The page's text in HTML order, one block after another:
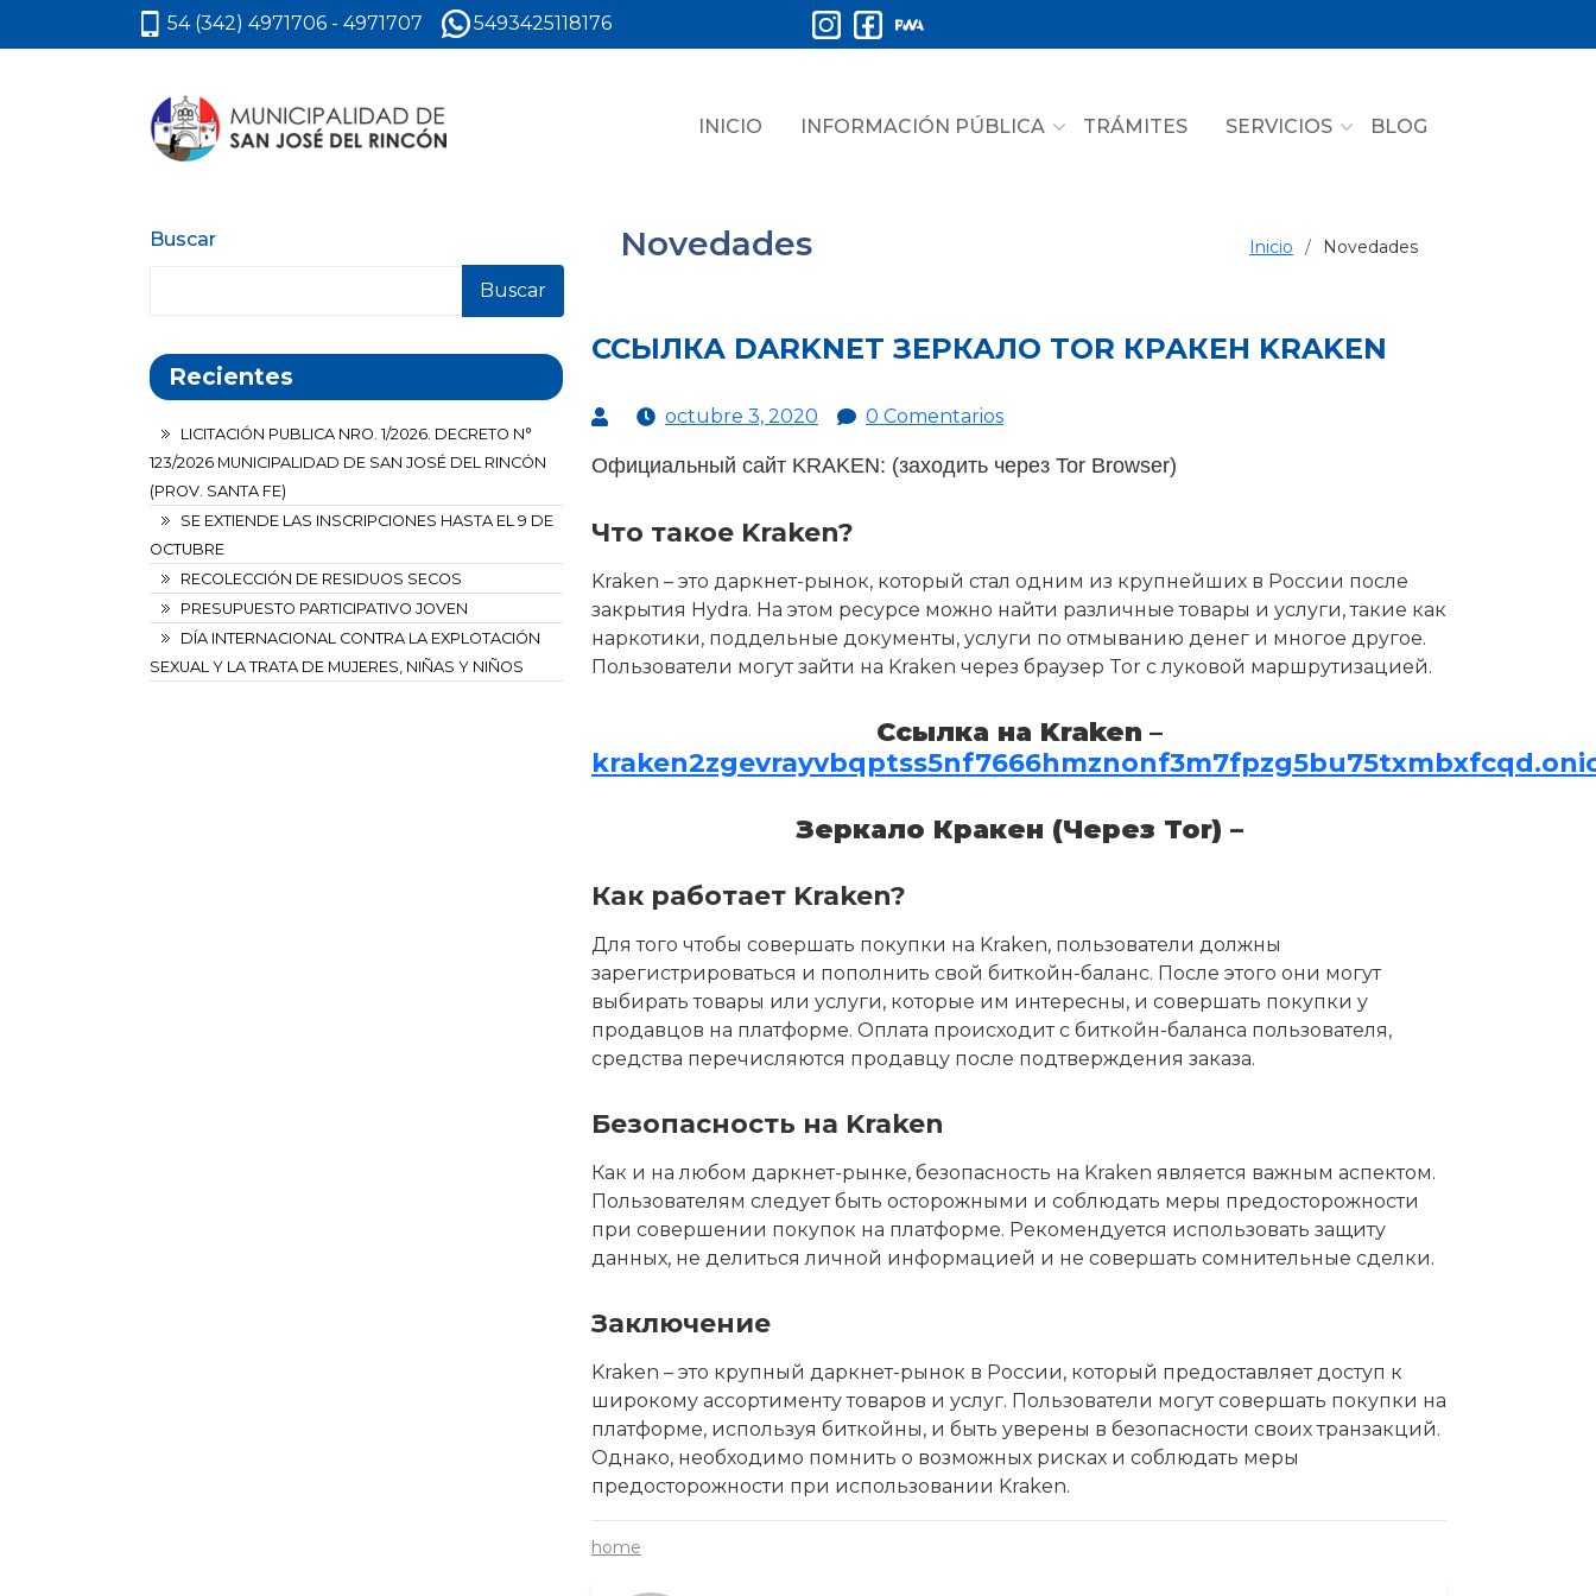
54 (342) 4971706 - 4971707 5493425118176
INICIO INFORMACIÓN PÚBLICA TRÁMITES SERVICIOS BLOG
Buscar
Buscar
Recientes
LICITACIÓN PUBLICA NRO. 1/2026. DECRETO N°
123/2026 MUNICIPALIDAD DE SAN JOSÉ DEL RINCÓN
(PROV. SANTA FE)
SE EXTIENDE LAS INSCRIPCIONES HASTA EL 9 DE
OCTUBRE
RECOLECCIÓN DE RESIDUOS SECOS
PRESUPUESTO PARTICIPATIVO JOVEN
DÍA INTERNACIONAL CONTRA LA EXPLOTACIÓN
SEXUAL Y LA TRATA DE MUJERES, NIÑAS Y NIÑOS
Novedades Inicio Novedades
ССЫЛКА DARKNET ЗЕРКАЛО TOR КРАКЕН KRAKEN
octubre 3, 2020 0 Comentarios
Официальный сайт KRAKEN: (заходить через Tor Browser)
Что такое Kraken?
Kraken – это даркнет-рынок, который стал одним из крупнейших в России после
закрытия Hydra. На этом ресурсе можно найти различные товары и услуги, такие как
наркотики, поддельные документы, услуги по отмыванию денег и многое другое.
Пользователи могут зайти на Kraken через браузер Tor с луковой маршрутизацией.
Cсылка на Kraken –
Зеркало Кракен (Через Tor) –
Как работает Kraken?
Для того чтобы совершать покупки на Kraken, пользователи должны
зарегистрироваться и пополнить свой биткойн-баланс. После этого они могут
выбирать товары или услуги, которые им интересны, и совершать покупки у
продавцов на платформе. Оплата происходит с биткойн-баланса пользователя,
средства перечисляются продавцу после подтверждения заказа.
Безопасность на Kraken
Как и на любом даркнет-рынке, безопасность на Kraken является важным аспектом.
Пользователям следует быть осторожными и соблюдать меры предосторожности
при совершении покупок на платформе. Рекомендуется использовать защиту
данных, не делиться личной информацией и не совершать сомнительные сделки.
Заключение
Kraken – это крупный даркнет-рынок в России, который предоставляет доступ к
широкому ассортименту товаров и услуг. Пользователи могут совершать покупки на
платформе, используя биткойны, и быть уверены в безопасности своих транзакций.
Однако, необходимо помнить о возможных рисках и соблюдать меры
предосторожности при использовании Kraken.
home